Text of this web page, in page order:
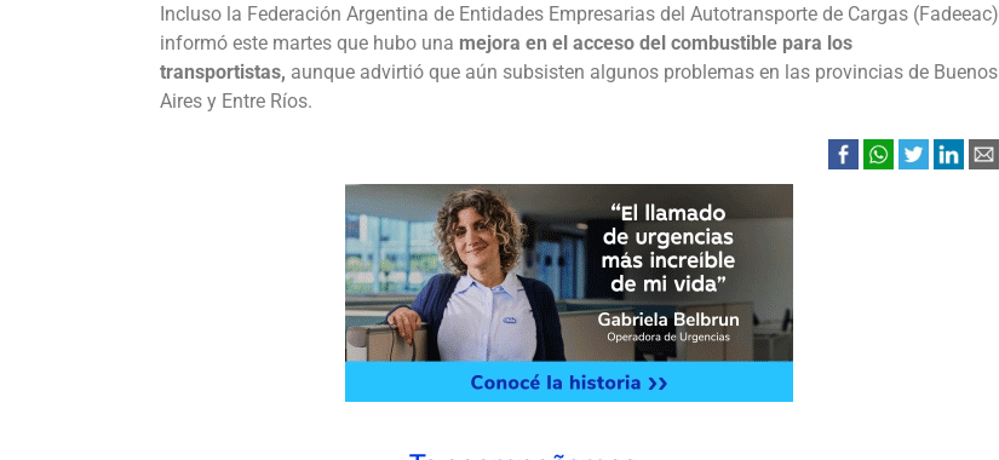
Incluso la Federación Argentina de Entidades Empresarias del Autotransporte de Cargas (Fadeeac)
informó este martes que hubo una mejora en el acceso del combustible para los
transportistas, aunque advirtió que aún subsisten algunos problemas en las provincias de Buenos
Aires y Entre Ríos.